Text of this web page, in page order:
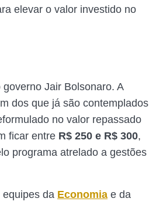
elevar o valor investido no
Jair Bolsonaro. A
dos que já são contemplados
no valor repassado
ficar entre R$ 250 e R$ 300,
programa atrelado a gestões
da Economia e da